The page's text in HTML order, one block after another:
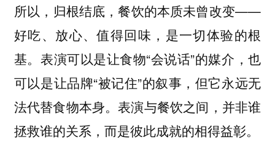
所以，归根结底，餐饮的本质未曾改变——
好吃、放心、值得回味，是一切体验的根
基。表演可以是让食物“会说话”的媒介，也
可以是让品牌“被记住”的叙事，但它永远无
法代替食物本身。表演与餐饮之间，并非谁
拯救谁的关系，而是彼此成就的相得益彰。